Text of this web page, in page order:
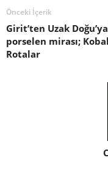
Önceki İçerik
Girit’ten Uzak
porselen mirası;
Rotalar